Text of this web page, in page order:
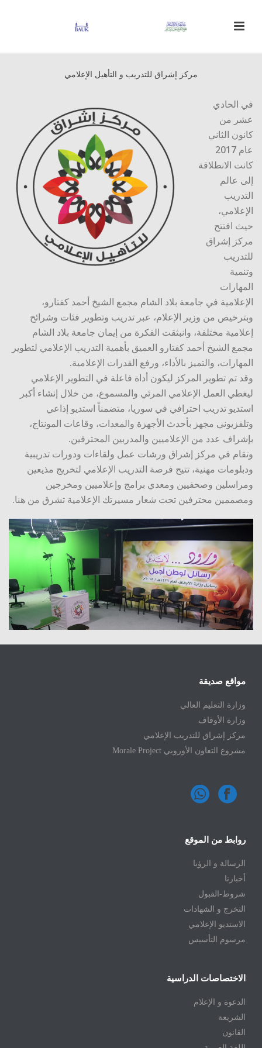
مركز إشراق للتدريب و التأهيل الإعلامي
في الحادي
عشر من
كانون الثاني
عام 2017
كانت الانطلاقة
إلى عالم
التدريب
الإعلامي،
حيث افتتح
مركز إشراق
للتدريب
وتنمية
المهارات
الإعلامية في جامعة بلاد الشام مجمع الشيخ أحمد كفتارو،
وبترخيص من وزير الإعلام، عبر تدريب وتطوير فئات وشرائح
إعلامية مختلفة، وانبثقت الفكرة من إيمان جامعة بلاد الشام
مجمع الشيخ أحمد كفتارو العميق بأهمية التدريب الإعلامي لتطوير
المهارات، والتميز بالأداء، ورفع القدرات الإعلامية.
وقد تم تطوير المركز ليكون أداة فاعلة في التطوير الإعلامي
ليغطي العمل الإعلامي المرئي والمسموع، من خلال إنشاء أكبر
استديو تدريب احترافي في سوريا، متضمناً استديو إذاعي
وتلفزيوني مجهز بأحدث الأجهزة والمعدات، وقاعات المونتاج،
بإشراف عدد من الإعلاميين والمدربين المحترفين.
وتقام في مركز إشراق ورشات عمل ولقاءات ودورات تدريبية
ودبلومات مهنية، تتيح فرصة التدريب الإعلامي لتخريج مذيعين
ومراسلين وصحفيين ومعدي برامج وإعلاميين ومخرجين
ومصممين محترفين تحت شعار مسيرتك الإعلامية تشرق من هنا.
مواقع صديقة
وزارة التعليم العالي
وزارة الأوقاف
مركز إشراق للتدريب الإعلامي
مشروع التعاون الأوروبي Morale Project
روابط من الموقع
الرسالة و الرؤيا
أخبارنا
شروط-القبول
التخرج و الشهادات
الاستديو الإعلامي
مرسوم التأسيس
الاختصاصات الدراسية
الدعوة و الإعلام
الشريعة
القانون